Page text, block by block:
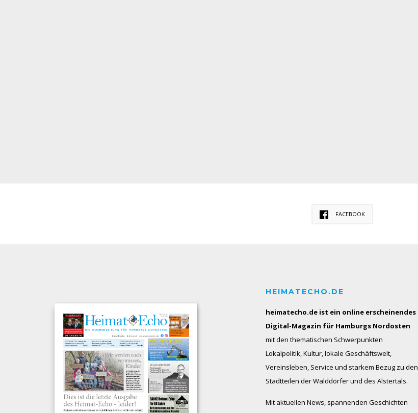
FACEBOOK
HEIMATECHO.DE
heimatecho.de ist ein online erscheinendes
Digital-Magazin für Hamburgs Nordosten
mit den thematischen Schwerpunkten
Lokalpolitik, Kultur, lokale Geschäftswelt,
Vereinsleben, Service und starkem Bezug zu den
Stadtteilen der Walddörfer und des Alstertals.
Mit aktuellen News, spannenden Geschichten